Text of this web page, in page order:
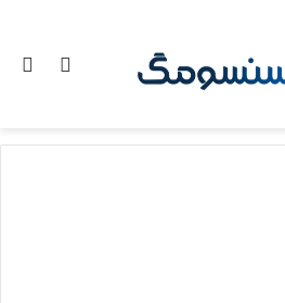
تغییر